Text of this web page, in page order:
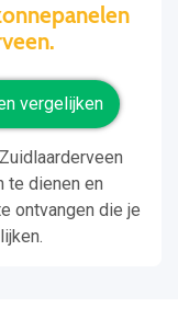
vergelijken
te dienen en
ontvangen die je